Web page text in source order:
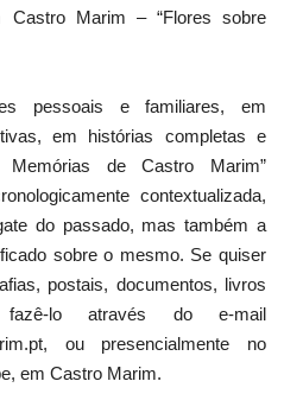
Castro Marim – “Flores sobre
pessoais e familiares, em
em histórias completas e
Memórias de Castro Marim”
contextualizada,
do passado, mas também a
sobre o mesmo. Se quiser
postais, documentos, livros
lo através do e-mail
ou presencialmente no
em Castro Marim.